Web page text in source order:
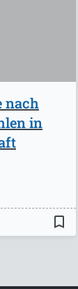
nach
in
bookmark_border